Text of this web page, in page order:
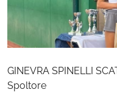
GINEVRA SPINELLI
Spoltore